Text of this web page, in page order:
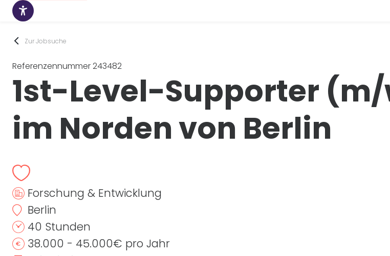
Zur Jobsuche
Referenzennummer 243482
1st-Level-Supporter
im Norden von Berlin
Forschung & Entwicklung
Berlin
40 Stunden
38.000 - 45.000€ pro Jahr